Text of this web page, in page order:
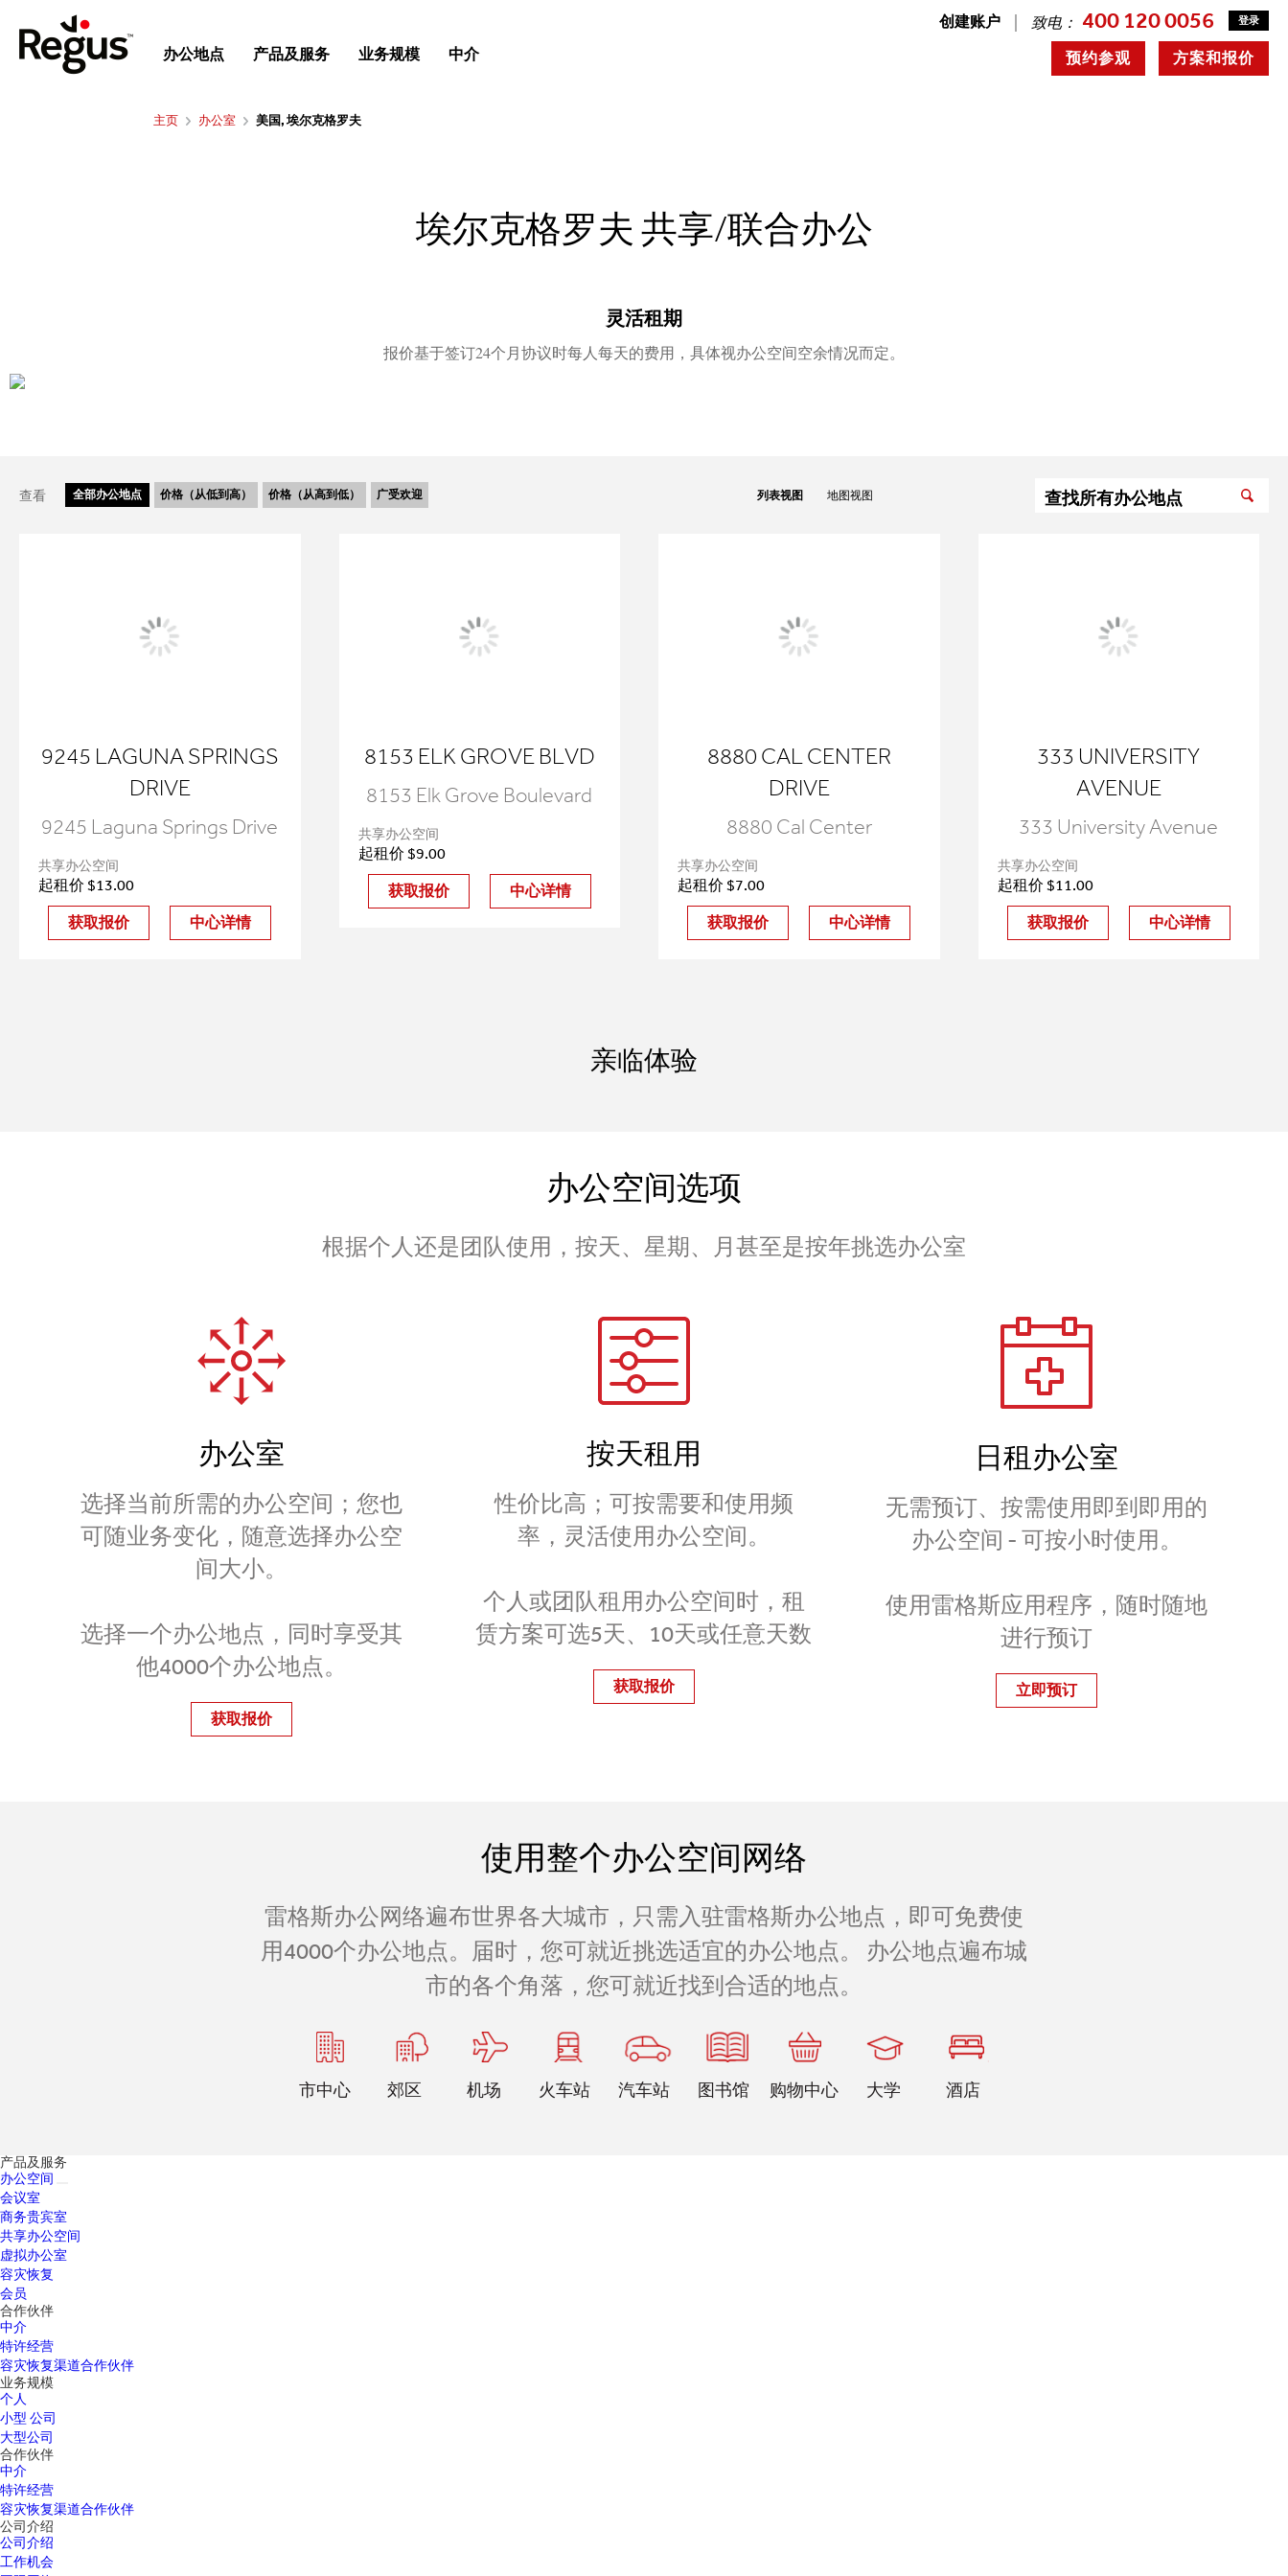
创建账户 致电： 400 120 0056 登录
方案和报价
预约参观
办公地点 产品及服务 业务规模 中介
主页 办公室 美国, 埃尔克格罗夫
埃尔克格罗夫 共享/联合办公
灵活租期
报价基于签订24个月协议时每人每天的费用，具体视办公空间空余情况而定。
查看 全部办公地点 价格（从低到高） 价格（从高到低） 广受欢迎 列表视图 地图视图
9245 LAGUNA SPRINGS
DRIVE
9245 Laguna Springs Drive
共享办公空间
起租价 $13.00
获取报价 中心详情
8153 ELK GROVE BLVD
8153 Elk Grove Boulevard
共享办公空间
起租价 $9.00
获取报价 中心详情
8880 CAL CENTER
DRIVE
8880 Cal Center
共享办公空间
起租价 $7.00
获取报价 中心详情
333 UNIVERSITY
AVENUE
333 University Avenue
共享办公空间
起租价 $11.00
获取报价 中心详情
亲临体验
办公空间选项
根据个人还是团队使用，按天、星期、月甚至是按年挑选办公室
办公室
选择当前所需的办公空间；您也
可随业务变化，随意选择办公空
间大小。
选择一个办公地点，同时享受其
他4000个办公地点。
获取报价
按天租用
性价比高；可按需要和使用频
率，灵活使用办公空间。
个人或团队租用办公空间时，租
赁方案可选5天、10天或任意天数
获取报价
日租办公室
无需预订、按需使用即到即用的
办公空间 - 可按小时使用。
使用雷格斯应用程序，随时随地
进行预订
立即预订
使用整个办公空间网络
雷格斯办公网络遍布世界各大城市，只需入驻雷格斯办公地点，即可免费使
用4000个办公地点。届时，您可就近挑选适宜的办公地点。 办公地点遍布城
市的各个角落，您可就近找到合适的地点。
市中心 郊区 机场 火车站 汽车站 图书馆 购物中心 大学 酒店
产品及服务
办公空间
会议室
商务贵宾室
共享办公空间
虚拟办公室
容灾恢复
会员
合作伙伴
中介
特许经营
容灾恢复渠道合作伙伴
业务规模
个人
小型 公司
大型公司
合作伙伴
中介
特许经营
容灾恢复渠道合作伙伴
公司介绍
公司介绍
工作机会